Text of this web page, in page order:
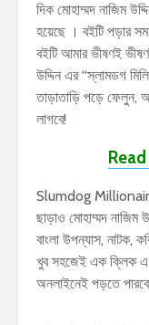
দিক মোহাম্মদ নাজিম
হয়েছে । বইটি পড়ার
বইটি আমার ভীষণই
উদ্দিন এর “স্লামডগ
তাড়াতাড়ি পড়ে ফেলুন,
লাগবে!
Slumdog
ছাড়াও মোহাম্মদ নাজিম
বাংলা উপন্যাস, নাটক,
খুব সহজেই এক ক্লিক এ
অনলাইনেই পড়তে